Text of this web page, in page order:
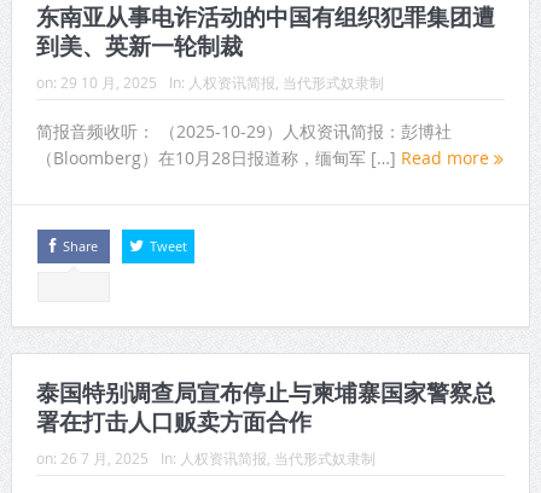
东南亚从事电诈活动的中国有组织犯罪集团遭
到美、英新一轮制裁
on: 29 10 月, 2025 In: 人权资讯简报, 当代形式奴隶制
简报音频收听： （2025-10-29）人权资讯简报：彭博社
（Bloomberg）在10月28日报道称，缅甸军 […] Read more
Share Tweet
泰国特别调查局宣布停止与柬埔寨国家警察总
署在打击人口贩卖方面合作
on: 26 7 月, 2025 In: 人权资讯简报 当代形式奴隶制